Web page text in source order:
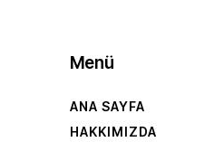
Menü
ANA SAYFA
HAKKIMIZDA